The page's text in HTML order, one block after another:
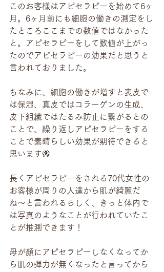
このお客様はアピセラピーを始めて6ヶ
月。6ヶ月前にも細胞の働きの測定をし
たところここまでの数値ではなかった
と。アピセラピーをして数値が上がっ
たのでアピセラピーの効果だと思うと
言われておりました。
ちなみに、細胞の働きが増すと表皮で
は保湿、真皮ではコラーゲンの生成、
皮下組織ではたるみ防止に繋がるとの
ことで、繰り返しアピセラピーをする
ことで素晴らしい効果が期待できると
思います🐝
長くアピセラピーをされる70代女性の
お客様が周りの人達から肌が綺麗だ
ね〜と言われるらしく、きっと体内で
は写真のようなことが行われていたこ
とが推測できます！
母が顔にアピセラピーしなくなってか
ら肌の弾力が無くなったと言ってから